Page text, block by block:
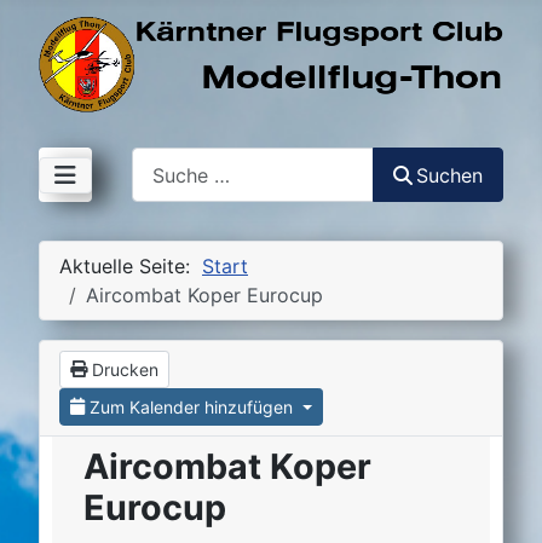
Suchen
Aktuelle Seite: Start
Aircombat Koper Eurocup
Drucken
Zum Kalender hinzufügen
Aircombat Koper
Eurocup